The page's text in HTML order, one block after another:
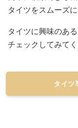
タイツをスムーズ
タイツに興味のあ
チェックしてみてく
タイツ